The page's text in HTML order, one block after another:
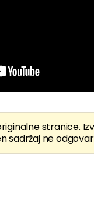
stranice.
sadržaj ne